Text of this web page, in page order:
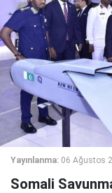
Yayınlanma: 06 Ağustos
Somali